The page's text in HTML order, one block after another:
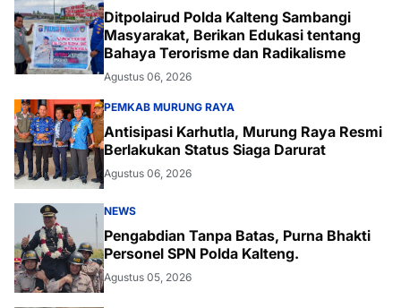
Ditpolairud Polda Kalteng Sambangi
Masyarakat, Berikan Edukasi tentang
Bahaya Terorisme dan Radikalisme
Agustus 06, 2026
PEMKAB MURUNG RAYA
Antisipasi Karhutla, Murung Raya Resmi
Berlakukan Status Siaga Darurat
Agustus 06, 2026
NEWS
Pengabdian Tanpa Batas, Purna Bhakti
Personel SPN Polda Kalteng.
Agustus 05, 2026